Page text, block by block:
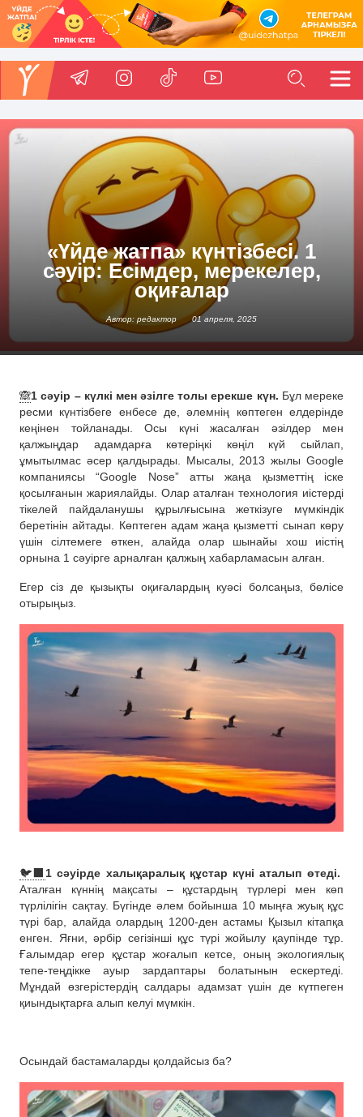
«Үйде жатпа» күнтізбесі. 1
сәуір: Есімдер, мерекелер,
оқиғалар
Автор: редактор 01 апреля, 2025
🙈1 сәуір – күлкі мен әзілге толы ерекше күн. Бұл мереке
ресми күнтізбеге енбесе де, әлемнің көптеген елдерінде
кеңінен тойланады. Осы күні жасалған әзілдер мен
қалжыңдар адамдарға көтеріңкі көңіл күй сыйлап,
ұмытылмас әсер қалдырады. Мысалы, 2013 жылы Google
компаниясы “Google Nose” атты жаңа қызметтің іске
қосылғанын жариялайды. Олар аталған технология иістерді
тікелей пайдаланушы құрылғысына жеткізуге мүмкіндік
беретінін айтады. Көптеген адам жаңа қызметті сынап көру
үшін сілтемеге өткен, алайда олар шынайы хош иістің
орнына 1 сәуірге арналған қалжың хабарламасын алған.
Егер сіз де қызықты оқиғалардың куәсі болсаңыз, бөлісе
отырыңыз.
🐦‍⬛️1 сәуірде халықаралық құстар күні аталып өтеді.
Аталған күннің мақсаты – құстардың түрлері мен көп
түрлілігін сақтау. Бүгінде әлем бойынша 10 мыңға жуық құс
түрі бар, алайда олардың 1200-ден астамы Қызыл кітапқа
енген. Яғни, әрбір сегізінші құс түрі жойылу қаупінде тұр.
Ғалымдар егер құстар жоғалып кетсе, оның экологиялық
тепе-теңдікке ауыр зардаптары болатынын ескертеді.
Мұндай өзгерістердің салдары адамзат үшін де күтпеген
қиындықтарға алып келуі мүмкін.
Осындай бастамаларды қолдайсыз ба?